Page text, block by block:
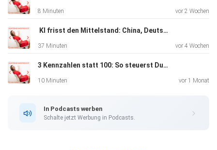
8 Minuten vor 2 Wochen
️ KI frisst den Mittelstand: China, Deutschland und die zwei Wege für Unternehmer
37 Minuten vor 4 Wochen
3 Kennzahlen statt 100: So steuerst Du Dein Unternehmen in 15 Minuten
10 Minuten vor 1 Monat
In Podcasts werben
Schalte jetzt Werbung in Podcasts.